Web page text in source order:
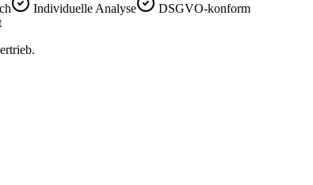
Individuelle Analyse
DSGVO-konform